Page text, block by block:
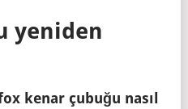
yeniden
kenar çubuğu nasıl